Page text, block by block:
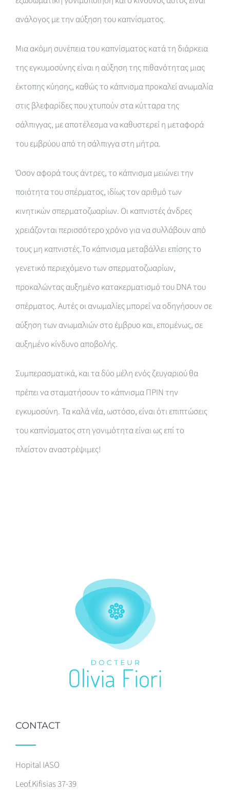
ανάλογος με την αύξηση του καπνίσματος.
Μια ακόμη συνέπεια του καπνίσματος κατά τη διάρκεια
της εγκυμοσύνης είναι η αύξηση της πιθανότητας μιας
έκτοπης κύησης, καθώς το κάπνισμα προκαλεί ανωμαλία
στις βλεφαρίδες που χτυπούν στα κύτταρα της
σάλπιγγας, με αποτέλεσμα να καθυστερεί η μεταφορά
του εμβρύου από τη σάλπιγγα στη μήτρα.
Όσον αφορά τους άντρες, το κάπνισμα μειώνει την
ποιότητα του σπέρματος, ιδίως τον αριθμό των
κινητικών σπερματοζωαρίων. Οι καπνιστές άνδρες
χρειάζονται περισσότερο χρόνο για να συλλάβουν από
τους μη καπνιστές.Το κάπνισμα μεταβάλλει επίσης το
γενετικό περιεχόμενο των σπερματοζωαρίων,
προκαλώντας αυξημένο κατακερματισμό του DNA του
σπέρματος. Αυτές οι ανωμαλίες μπορεί να οδηγήσουν σε
αύξηση των ανωμαλιών στο έμβρυο και, επομένως, σε
αυξημένο κίνδυνο αποβολής.
Συμπερασματικά, και τα δύο μέλη ενός ζευγαριού θα
πρέπει να σταματήσουν το κάπνισμα ΠΡΙΝ την
εγκυμοσύνη. Τα καλά νέα, ωστόσο, είναι ότι επιπτώσεις
του καπνίσματος στη γονιμότητα είναι ως επί το
πλείστον αναστρέψιμες!
CONTACT
Hopital IASO
Leof.Kifisias 37-39